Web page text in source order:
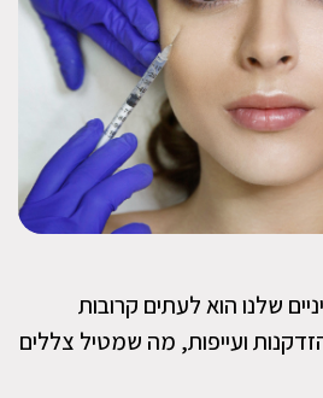
שלנו הוא לעתים קרובות
ועייפות, מה שמטיל צללים